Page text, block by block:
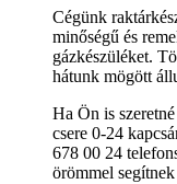
Cégünk
minőségű és
gázkészüléket.
hátunk mögött
Ha Ön is
csere 0-24
678 00 24
örömmel